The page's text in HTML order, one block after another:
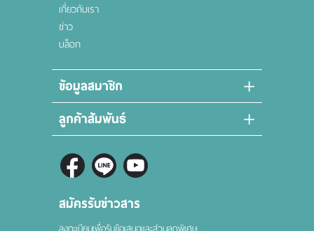
เกี่ยวกับเรา
ข่าว
บล็อก
ข้อมูลสมาชิก
ลูกค้าสัมพันธ์
สมัครรับข่าวสาร